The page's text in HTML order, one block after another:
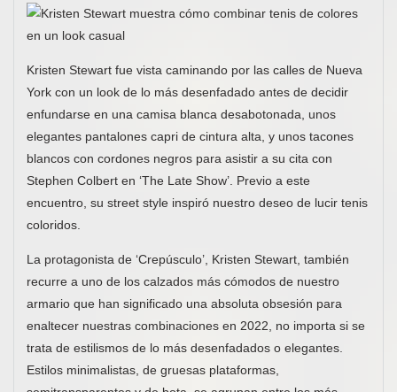
Kristen Stewart fue vista caminando por las calles de Nueva
York con un look de lo más desenfadado antes de decidir
enfundarse en una camisa blanca desabotonada, unos
elegantes pantalones capri de cintura alta, y unos tacones
blancos con cordones negros para asistir a su cita con
Stephen Colbert en ‘The Late Show’. Previo a este
encuentro, su street style inspiró nuestro deseo de lucir tenis
coloridos.
La protagonista de ‘Crepúsculo’, Kristen Stewart, también
recurre a uno de los calzados más cómodos de nuestro
armario que han significado una absoluta obsesión para
enaltecer nuestras combinaciones en 2022, no importa si se
trata de estilismos de lo más desenfadados o elegantes.
Estilos minimalistas, de gruesas plataformas,